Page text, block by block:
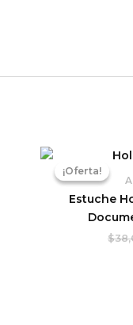
¡Oferta!
¡Oferta!
Estuche
$